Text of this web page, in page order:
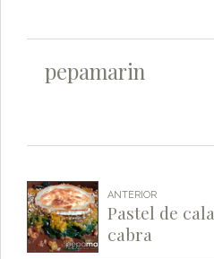
pepamarin
ANTERIOR
Pastel de
cabra